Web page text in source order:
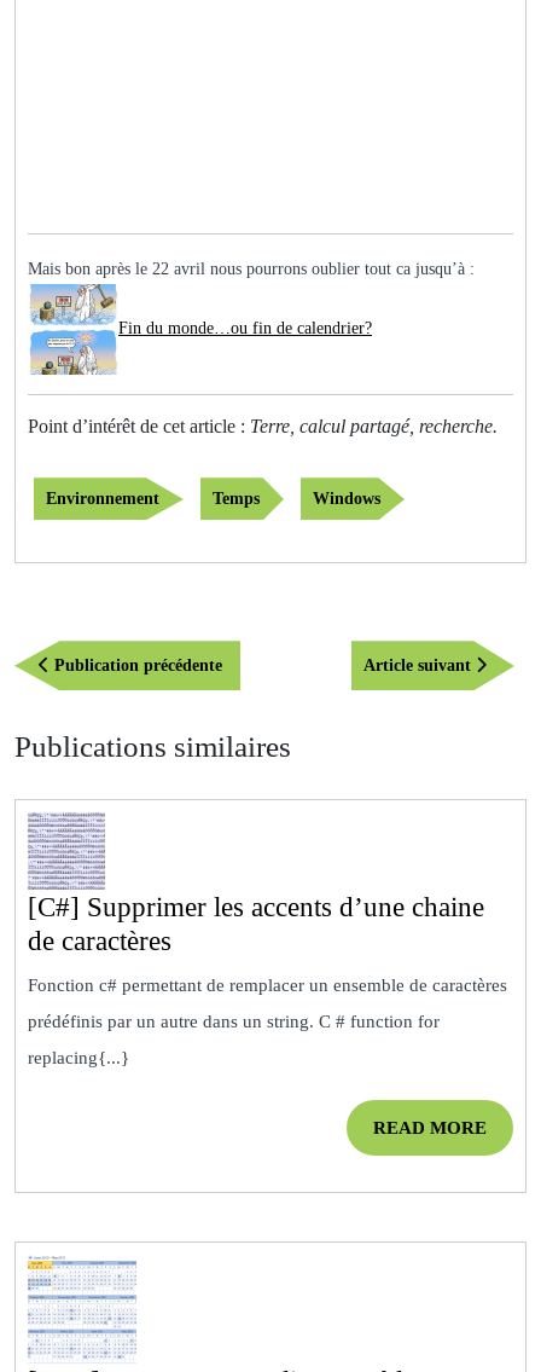
Mais bon après le 22 avril nous pourrons oublier tout ca jusqu’à :
Fin du monde…ou fin de calendrier?
Point d’intérêt de cet article : Terre, calcul partagé, recherche.
Environnement Temps Windows
Navigation
de
Publication précédentePublication
précédente
Article suivant
Article
suivant
Publications similaires
[C#] Supprimer les accents d’une chaine
de caractères
Supprimer
Fonction c# permettant de remplacer un ensemble de caractères
prédéfinis par un autre dans un string. C # function for
replacing{...}
READ MOREREAD
MORE